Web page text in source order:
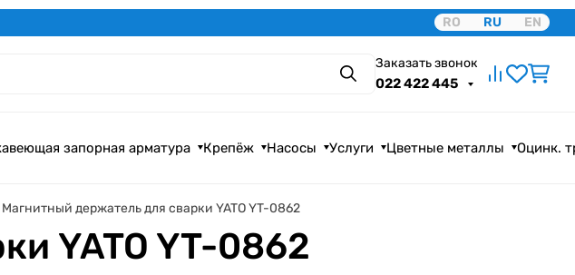
RO RU EN
Поиск
Заказать звонок
022 422 445
запорная арматура Крепёж Насосы Услуги Цветные металлы Оцинк.
Магнитный держатель для сварки YATO YT-0862
YATO YT-0862